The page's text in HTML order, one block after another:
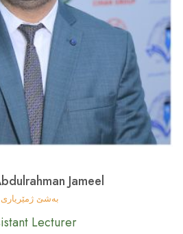
Jameel
بەشێ ژمێریاری
Lecturer